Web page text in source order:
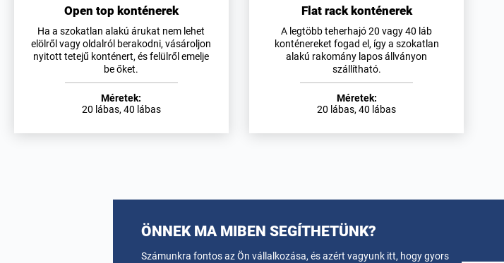
Open top konténerek
Ha a szokatlan alakú árukat nem lehet
elölről vagy oldalról berakodni, vásároljon
nyitott tetejű konténert, és felülről emelje
be őket.
Méretek:
20 lábas, 40 lábas
Flat rack konténerek
A legtöbb teherhajó 20 vagy 40 láb
konténereket fogad el, így a szokatlan
alakú rakomány lapos állványon
szállítható.
Méretek:
20 lábas, 40 lábas
ÖNNEK MA MIBEN SEGÍTHETÜNK?
Számunkra fontos az Ön vállalkozása, és azért vagyunk itt, hogy gyors